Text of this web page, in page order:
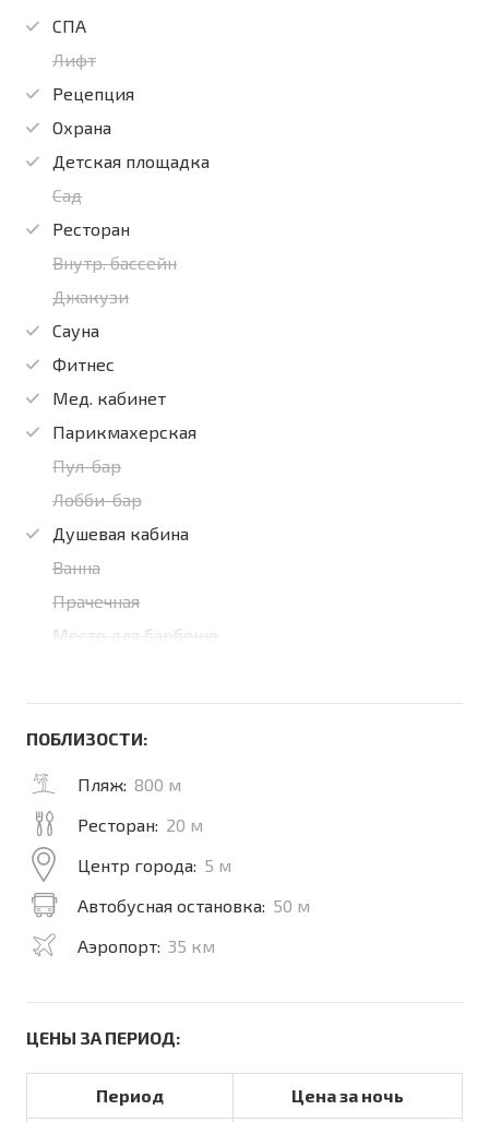
СПА
Лифт
Рецепция
Охрана
Детская площадка
Сад
Ресторан
Внутр. бассейн
Джакузи
Сауна
Фитнес
Мед. кабинет
Парикмахерская
Пул-бар
Лобби-бар
Душевая кабина
Ванна
Прачечная
Место для барбекю
ПОБЛИЗОСТИ:
Пляж: 800 м
Ресторан: 20 м
Центр города: 5 м
Автобусная остановка: 50 м
Аэропорт: 35 км
ЦЕНЫ ЗА ПЕРИОД:
Период Цена за ночь